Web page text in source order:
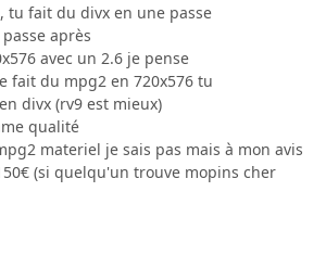
tu fait du divx en une passe
après
avec un 2.6 je pense
fait du mpg2 en 720x576 tu
divx (rv9 est mieux)
qualité
materiel je sais pas mais à mon avis
(si quelqu'un trouve mopins cher